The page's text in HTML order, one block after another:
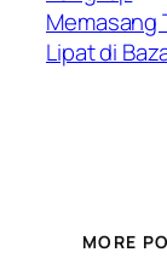
Memasang
Lipat di
MORE